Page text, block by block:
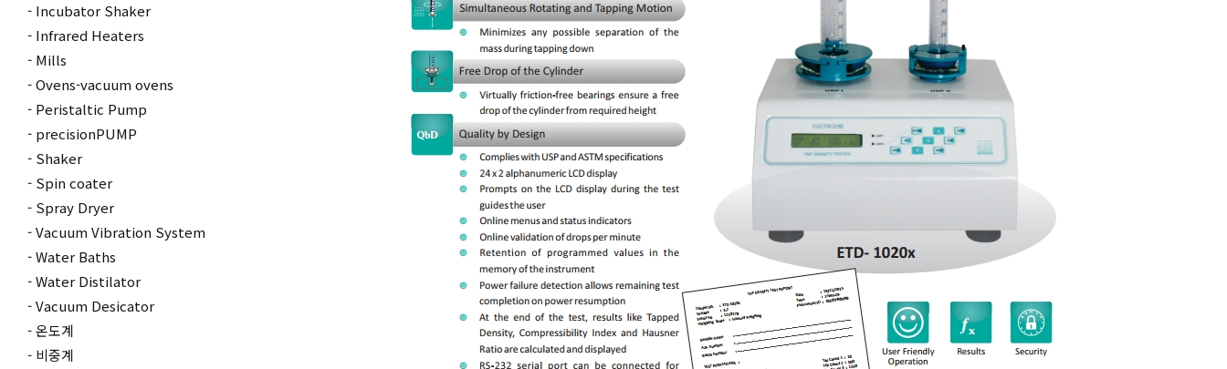
Incubator Shaker
Infrared Heaters
Mills
Ovens-vacuum ovens
Peristaltic Pump
precisionPUMP
Shaker
Spin coater
Spray Dryer
Vacuum Vibration System
Water Baths
Water Distilator
Vacuum Desicator
온도계
비중계